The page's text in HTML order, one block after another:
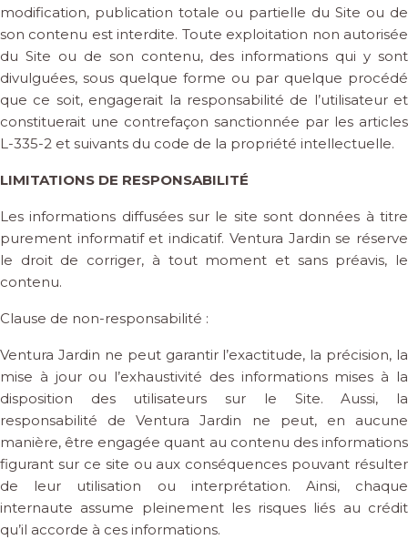
modification, publication totale ou partielle du Site ou de
son contenu est interdite. Toute exploitation non autorisée
du Site ou de son contenu, des informations qui y sont
divulguées, sous quelque forme ou par quelque procédé
que ce soit, engagerait la responsabilité de l’utilisateur et
constituerait une contrefaçon sanctionnée par les articles
L-335-2 et suivants du code de la propriété intellectuelle.
LIMITATIONS DE RESPONSABILITÉ
Les informations diffusées sur le site sont données à titre
purement informatif et indicatif. Ventura Jardin se réserve
le droit de corriger, à tout moment et sans préavis, le
contenu.
Clause de non-responsabilité :
Ventura Jardin ne peut garantir l’exactitude, la précision, la
mise à jour ou l’exhaustivité des informations mises à la
disposition des utilisateurs sur le Site. Aussi, la
responsabilité de Ventura Jardin ne peut, en aucune
manière, être engagée quant au contenu des informations
figurant sur ce site ou aux conséquences pouvant résulter
de leur utilisation ou interprétation. Ainsi, chaque
internaute assume pleinement les risques liés au crédit
qu’il accorde à ces informations.